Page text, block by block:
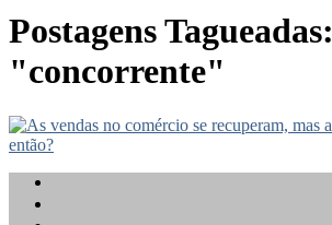
Postagens Tagueadas:
"concorrente"